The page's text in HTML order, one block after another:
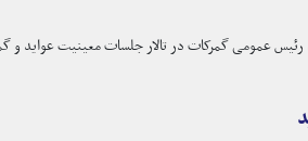
عمومی گمرکات در تالار جلسات معینیت عواید و